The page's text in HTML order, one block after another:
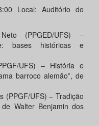
Local: Auditório do
(PPGED/UFS) –
bases históricas e
UFS) – História e
barroco alemão”, de
(PPGF/UFS) – Tradição
Walter Benjamin dos